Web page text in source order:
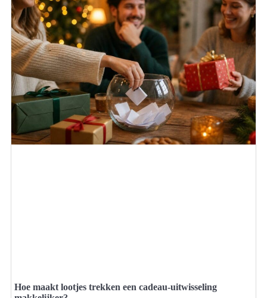
Hoe maakt lootjes trekken een cadeau-uitwisseling